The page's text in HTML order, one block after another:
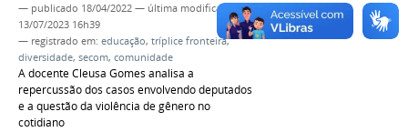
— publicado 18/04/2022 — última modificação
13/07/2023 16h39
— registrado em: educação, tríplice fronteira,
diversidade, secom, comunidade
A docente Cleusa Gomes analisa a
repercussão dos casos envolvendo deputados
e a questão da violência de gênero no
cotidiano